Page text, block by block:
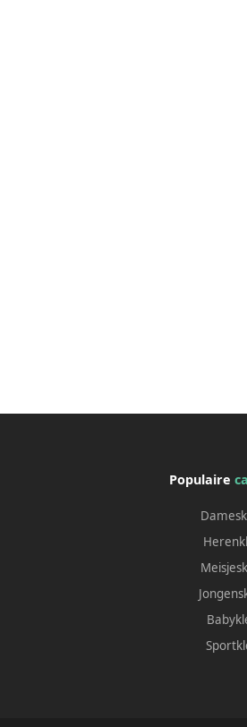
Populaire